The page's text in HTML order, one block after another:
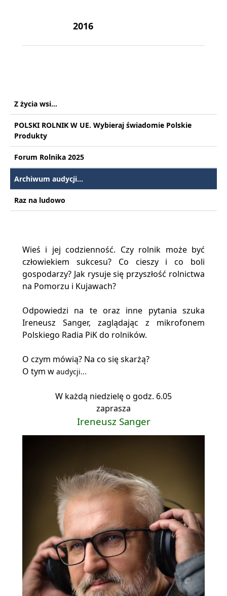
2016
Z życia wsi...
POLSKI ROLNIK W UE. Wybieraj świadomie Polskie
Produkty
Forum Rolnika 2025
Archiwum audycji...
Raz na ludowo
Wieś i jej codzienność. Czy rolnik może być
człowiekiem sukcesu? Co cieszy i co boli
gospodarzy? Jak rysuje się przyszłość rolnictwa
na Pomorzu i Kujawach?
Odpowiedzi na te oraz inne pytania szuka
Ireneusz Sanger, zaglądając z mikrofonem
Polskiego Radia PiK do rolników.
O czym mówią? Na co się skarżą?
O tym w audycji...
W każdą niedzielę o godz. 6.05
zaprasza
Ireneusz Sanger